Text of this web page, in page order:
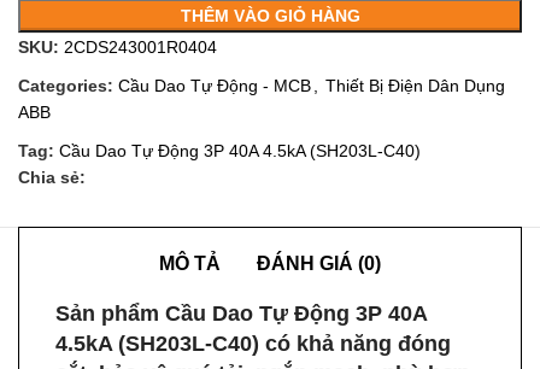
THÊM VÀO GIỎ HÀNG
SKU: 2CDS243001R0404
Categories: Cầu Dao Tự Động - MCB, Thiết Bị Điện Dân Dụng
ABB
Tag: Cầu Dao Tự Động 3P 40A 4.5kA (SH203L-C40)
Chia sẻ:
MÔ TẢ ĐÁNH GIÁ (0)
Sản phẩm Cầu Dao Tự Động 3P 40A
4.5kA (SH203L-C40) có khả năng đóng